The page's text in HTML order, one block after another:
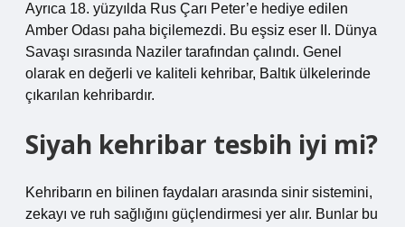
Ayrıca 18. yüzyılda Rus Çarı Peter’e hediye edilen
Amber Odası paha biçilemezdi. Bu eşsiz eser II. Dünya
Savaşı sırasında Naziler tarafından çalındı. Genel
olarak en değerli ve kaliteli kehribar, Baltık ülkelerinde
çıkarılan kehribardır.
Siyah kehribar tesbih iyi mi?
Kehribarın en bilinen faydaları arasında sinir sistemini,
zekayı ve ruh sağlığını güçlendirmesi yer alır. Bunlar bu